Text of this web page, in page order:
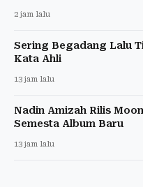
2 jam lalu
Sering Begadang Lalu
Kata Ahli
13 jam lalu
Nadin Amizah Rilis
Semesta Album Baru
13 jam lalu